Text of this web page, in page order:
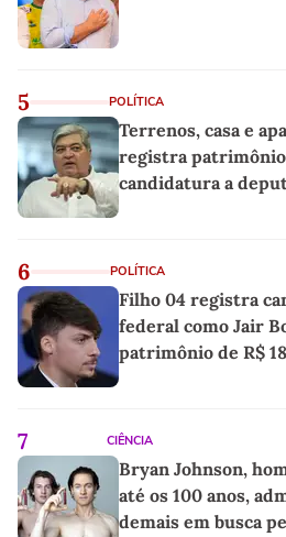
5 POLÍTICA
Terrenos, casa e
registra patrimônio
candidatura a
6 POLÍTICA
Filho 04 registra
federal como Jair
patrimônio de R$
7 CIÊNCIA
Bryan Johnson,
até os 100 anos,
demais em busca